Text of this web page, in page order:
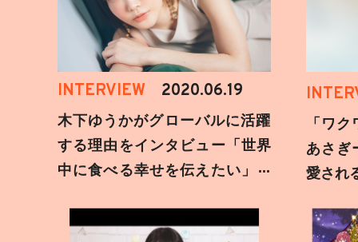
INTERVIEW 2020.06.19
木下ゆうかがグローバルに活躍
する理由をインタビュー「世界
中に食べる幸せを伝えたい」新
「ワ
あさぎ
愛され